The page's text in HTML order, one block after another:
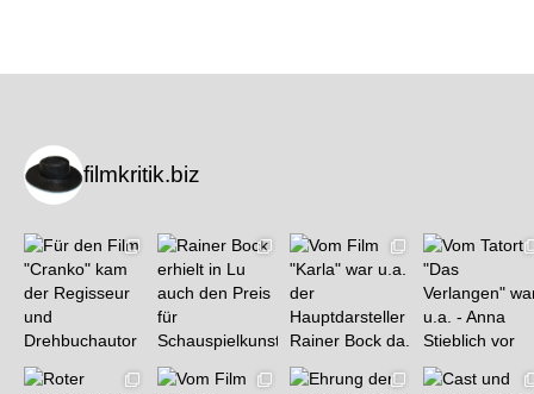
filmkritik.biz